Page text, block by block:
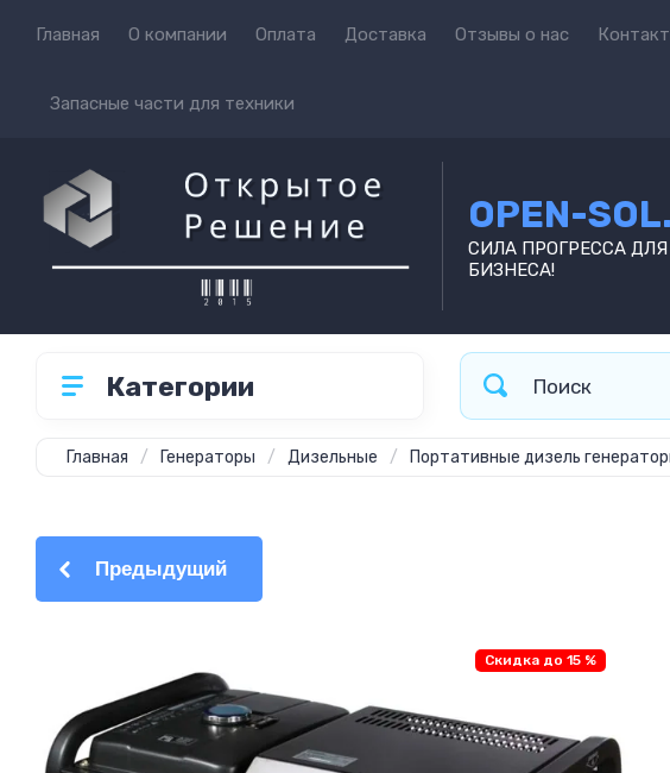
Главная О компании Оплата Доставка Отзывы о нас
Запасные части для техники
OPEN-
СИЛА ПРОГРЕССА
БИЗНЕСА!
Категории
Главная / Генераторы / Дизельные / Портативные дизель
Предыдущий
Скидка до 15 %